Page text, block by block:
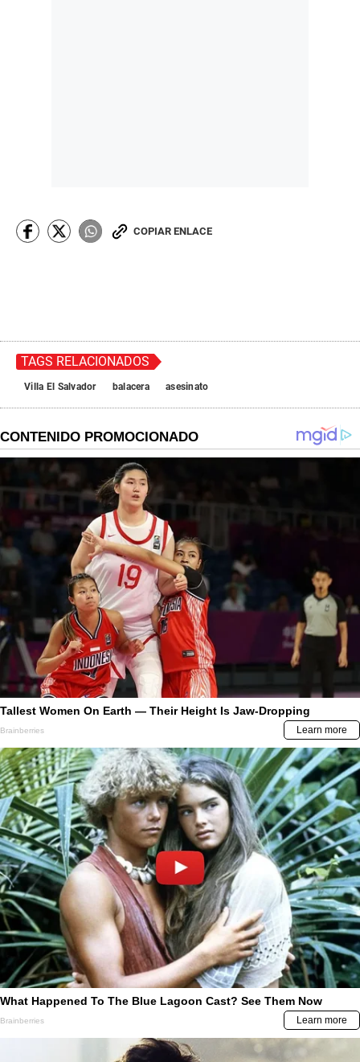
COPIAR ENLACE
TAGS RELACIONADOS
Villa El Salvador balacera asesinato